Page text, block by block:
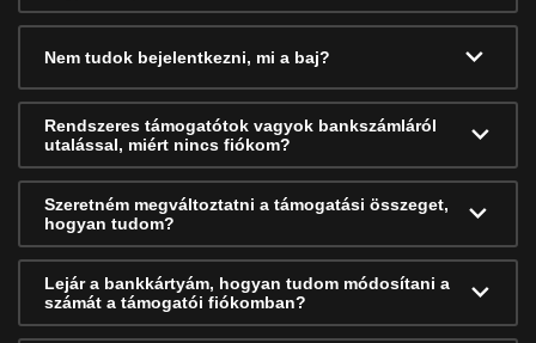
Nem tudok bejelentkezni, mi a baj?
Rendszeres támogatótok vagyok bankszámláról
utalással, miért nincs fiókom?
Szeretném megváltoztatni a támogatási összeget,
hogyan tudom?
Lejár a bankkártyám, hogyan tudom módosítani a
számát a támogatói fiókomban?